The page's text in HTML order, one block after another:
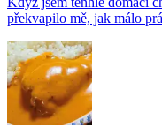
překvapilo mě, jak málo